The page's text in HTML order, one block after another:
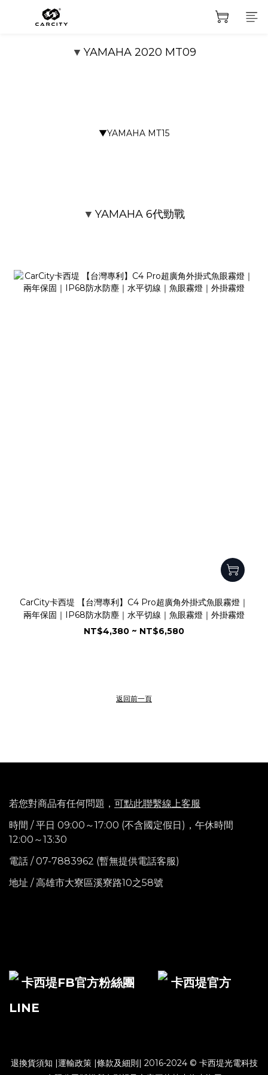
▼ YAMAHA 2020 MT09
▼YAMAHA MT15
▼ YAMAHA 6代勁戰
CarCity卡西堤 【台灣專利】C4 Pro超廣角外掛式魚眼霧燈｜
兩年保固｜IP68防水防塵｜水平切線｜魚眼霧燈｜外掛霧燈
NT$4,380 ~ NT$6,580
返回前一頁
若您對商品有任何問題， 可點此聯繫線上客服
時間 / 平日 09:00～17:00 (不含國定假日)， 午休時間
12:00～13:30
電話 / 07-7883962 (暫無提供電話客服)
地址 / 高雄市大寮區溪寮路10之58號
卡西堤FB官方粉絲團
卡西堤官方
LINE
退換貨須知 |運輸政策|條款及細則| 2016-2024 © 卡西堤光電科技